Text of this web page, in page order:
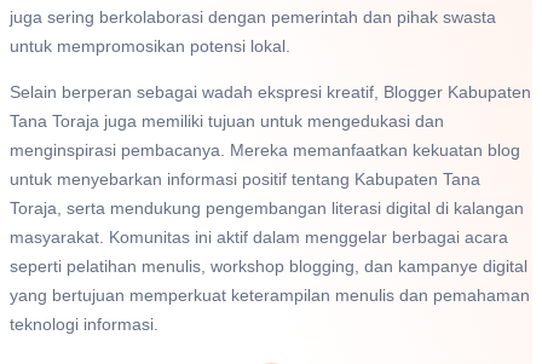
juga sering berkolaborasi dengan pemerintah dan pihak swasta
untuk mempromosikan potensi lokal.
Selain berperan sebagai wadah ekspresi kreatif, Blogger Kabupaten
Tana Toraja juga memiliki tujuan untuk mengedukasi dan
menginspirasi pembacanya. Mereka memanfaatkan kekuatan blog
untuk menyebarkan informasi positif tentang Kabupaten Tana
Toraja, serta mendukung pengembangan literasi digital di kalangan
masyarakat. Komunitas ini aktif dalam menggelar berbagai acara
seperti pelatihan menulis, workshop blogging, dan kampanye digital
yang bertujuan memperkuat keterampilan menulis dan pemahaman
teknologi informasi.